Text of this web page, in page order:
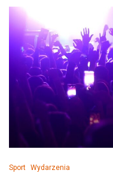
Sport Wydarzenia